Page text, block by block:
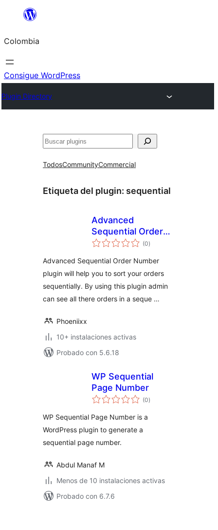
Saltar
contenido
Colombia
Consigue WordPress
Plugin Directory
Buscar
TodosCommunityCommercial
Etiqueta del plugin: sequential
Advanced
Sequential Order
Number For (0total
de
)
Advanced Sequential Order Number
plugin will help you to sort your orders
sequentially. By using this plugin admin
can see all there orders in a seque …
Phoeniixx
10+ instalaciones activas
Probado con 5.6.18
WP Sequential
Page Number
(0total
de
)
WP Sequential Page Number is a
WordPress plugin to generate a
sequential page number.
Abdul Manaf M
Menos de 10 instalaciones activas
Probado con 6.7.6